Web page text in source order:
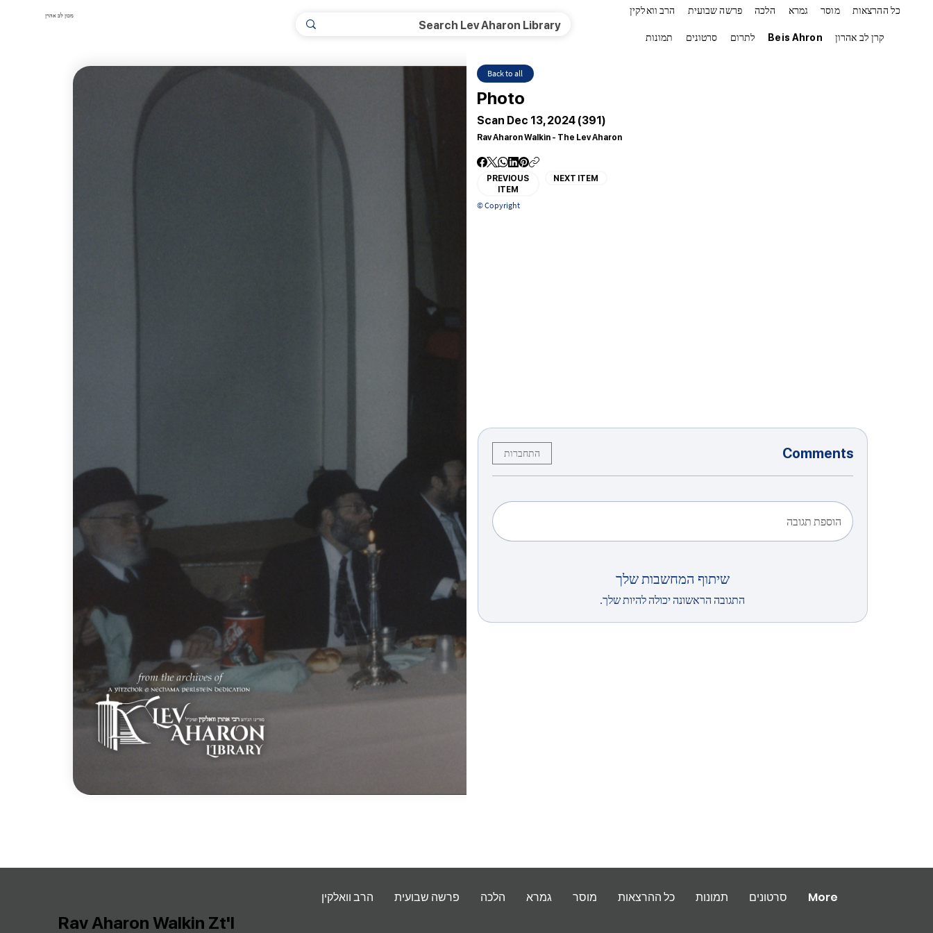
מכון לב אהרן הרב וואלקין פרשה שבועית הלכה גמרא מוסר כל ההרצאות
תמונות סרטונים לתרום Beis Ahron קרן לב אהרון
Back to all
Photo
Scan Dec 13, 2024 (391)
Rav Aharon Walkin - The Lev Aharon
PREVIOUS
ITEM
NEXT ITEM
© Copyright
Comments התחברות
הוספת תגובה
שיתוף המחשבות שלך
התגובה הראשונה יכולה להיות שלך.
הרב וואלקין פרשה שבועית הלכה גמרא מוסר כל ההרצאות תמונות סרטונים More
Rav Aharon Walkin Zt'l